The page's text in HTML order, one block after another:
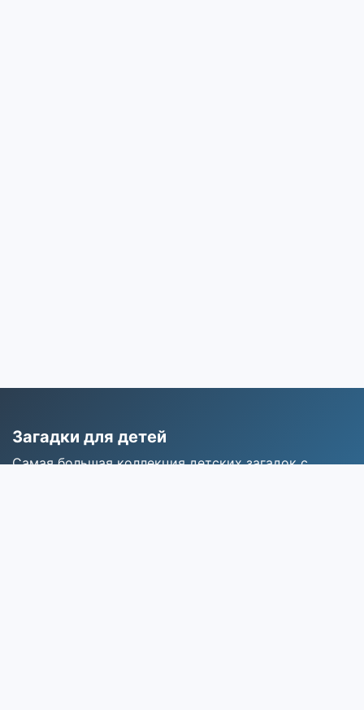
Загадки для детей
Самая большая коллекция детских загадок с